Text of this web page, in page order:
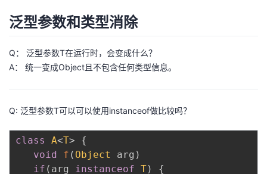
我
课
的
证
我
实
的
术
云
泛型参数和类型消除
Q： 泛型参数T在运行时，会变成什么？
A： 统一变成Object且不包含任何类型信息。
Q: 泛型参数T可以可以使用instanceof做比较吗？
class A<T>
{
void
f ( Object arg )
if ( arg instanceof T)
{